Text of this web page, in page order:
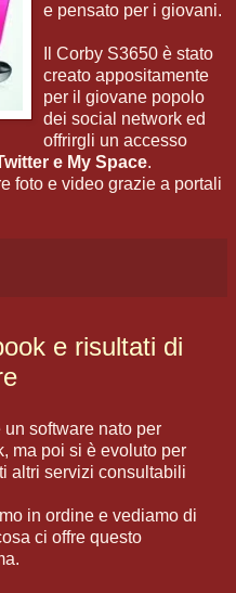
e pensato per i giovani.
Il Corby S3650 è stato
creato appositamente
per il giovane popolo
dei social network ed
offrirgli un accesso
e My Space.
foto e video grazie a portali
e risultati di
un software nato per
ma poi si è evoluto per
altri servizi consultabili
in ordine e vediamo di
ci offre questo